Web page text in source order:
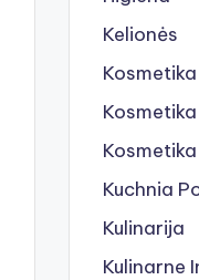
Kelionės
Kosmetika
Kuchnia
Kulinarija
Kulinarne